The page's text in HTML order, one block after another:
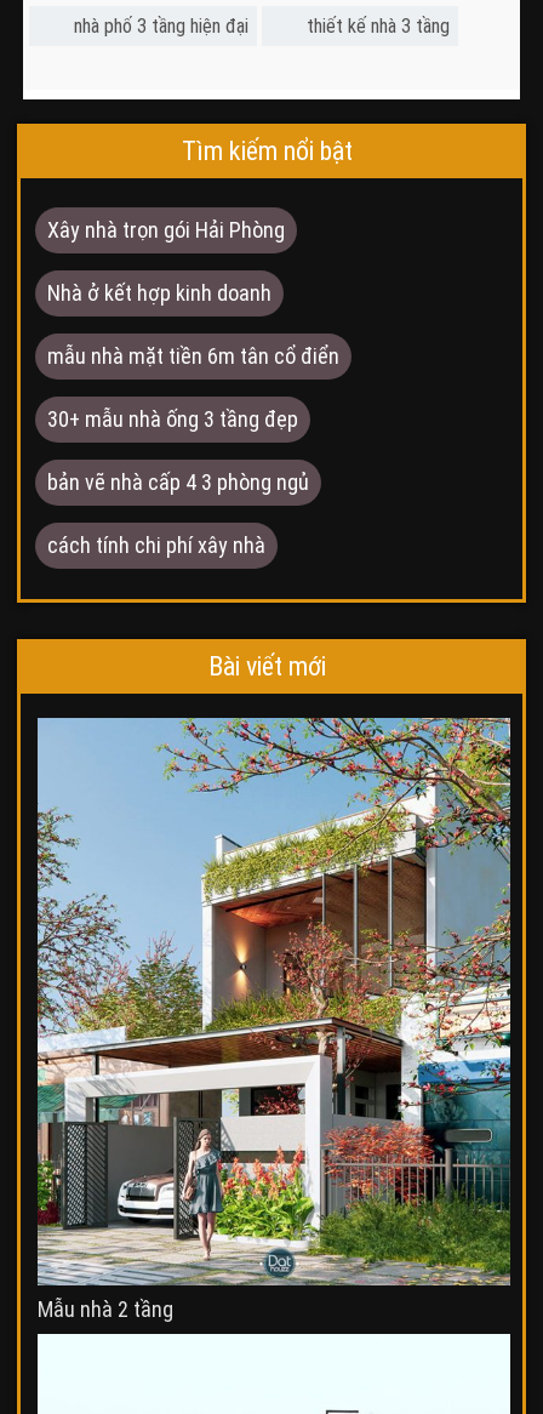
nhà phố 3 tầng hiện đại thiết kế nhà 3 tầng
Tìm kiếm nổi bật
Xây nhà trọn gói Hải Phòng
Nhà ở kết hợp kinh doanh
mẫu nhà mặt tiền 6m tân cổ điển
30+ mẫu nhà ống 3 tầng đẹp
bản vẽ nhà cấp 4 3 phòng ngủ
cách tính chi phí xây nhà
Bài viết mới
Mẫu nhà 2 tầng